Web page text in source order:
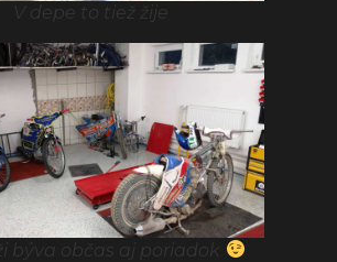
V depe to tiež žije
býva občas aj poriadok